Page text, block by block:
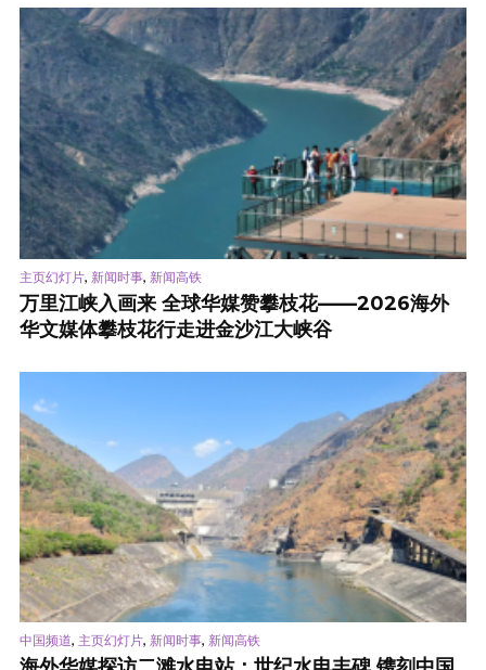
主页幻灯片, 新闻时事, 新闻高铁
万里江峡入画来 全球华媒赞攀枝花——2026海外
华文媒体攀枝花行走进金沙江大峡谷
中国频道, 主页幻灯片, 新闻时事, 新闻高铁